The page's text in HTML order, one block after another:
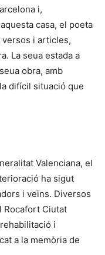
i,
casa, el poeta
i articles,
La seua estada a
obra, amb
difícil situació que
Valenciana, el
ha sigut
i veïns. Diversos
Rocafort Ciutat
i
a la memòria de